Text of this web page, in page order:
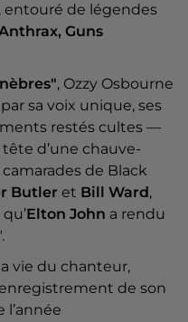
, entouré de légendes
Guns
, Ozzy Osbourne
sa voix unique, ses
restés cultes —
d’une chauve-
de Black
Butler et Bill Ward ,
Elton John a rendu
vie du chanteur,
de son
l’année